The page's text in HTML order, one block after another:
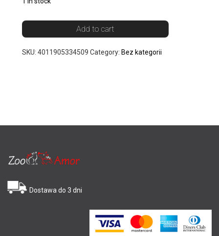
Add to cart
SKU: 4011905334509 Category: Bez kategorii
Dostawa do 3 dni